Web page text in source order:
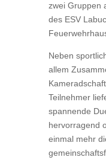
zwei Gruppen
des ESV
Neben
allem
Teilnehmer
spannende
hervorragend
einmal mehr